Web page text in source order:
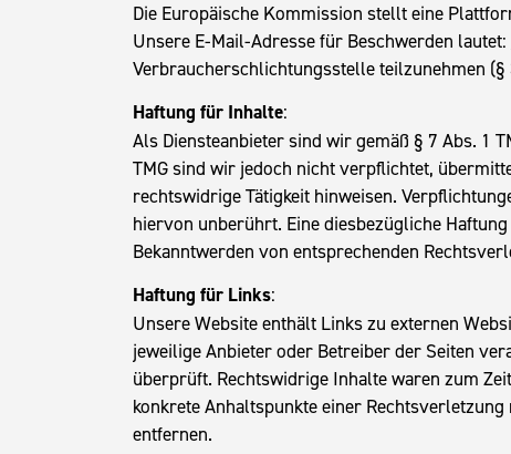
Die Europäische Kommission stellt eine
Unsere E-Mail-Adresse für Beschwerden lautet:
Verbraucherschlichtungsstelle teilzunehmen (§
Haftung für Inhalte:
Als Diensteanbieter sind wir gemäß § 7 Abs. 1
TMG sind wir jedoch nicht verpflichtet,
rechtswidrige Tätigkeit hinweisen.
hiervon unberührt. Eine diesbezügliche
Bekanntwerden von entsprechenden
Haftung für Links:
Unsere Website enthält Links zu externen
jeweilige Anbieter oder Betreiber der Seiten
überprüft. Rechtswidrige Inhalte waren zum
konkrete Anhaltspunkte einer
entfernen.